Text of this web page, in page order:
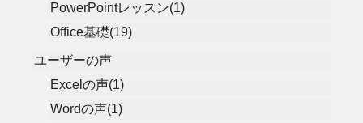
PowerPointレッスン(1)
Office基礎(19)
ユーザーの声
Excelの声(1)
Wordの声(1)